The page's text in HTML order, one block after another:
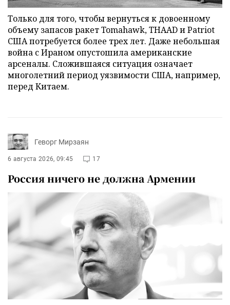
Только для того, чтобы вернуться к довоенному
объему запасов ракет Tomahawk, THAAD и Patriot
США потребуется более трех лет. Даже небольшая
война с Ираном опустошила американские
арсеналы. Сложившаяся ситуация означает
многолетний период уязвимости США, например,
перед Китаем.
Геворг Мирзаян
6 августа 2026, 09:45 17
Россия ничего не должна Армении